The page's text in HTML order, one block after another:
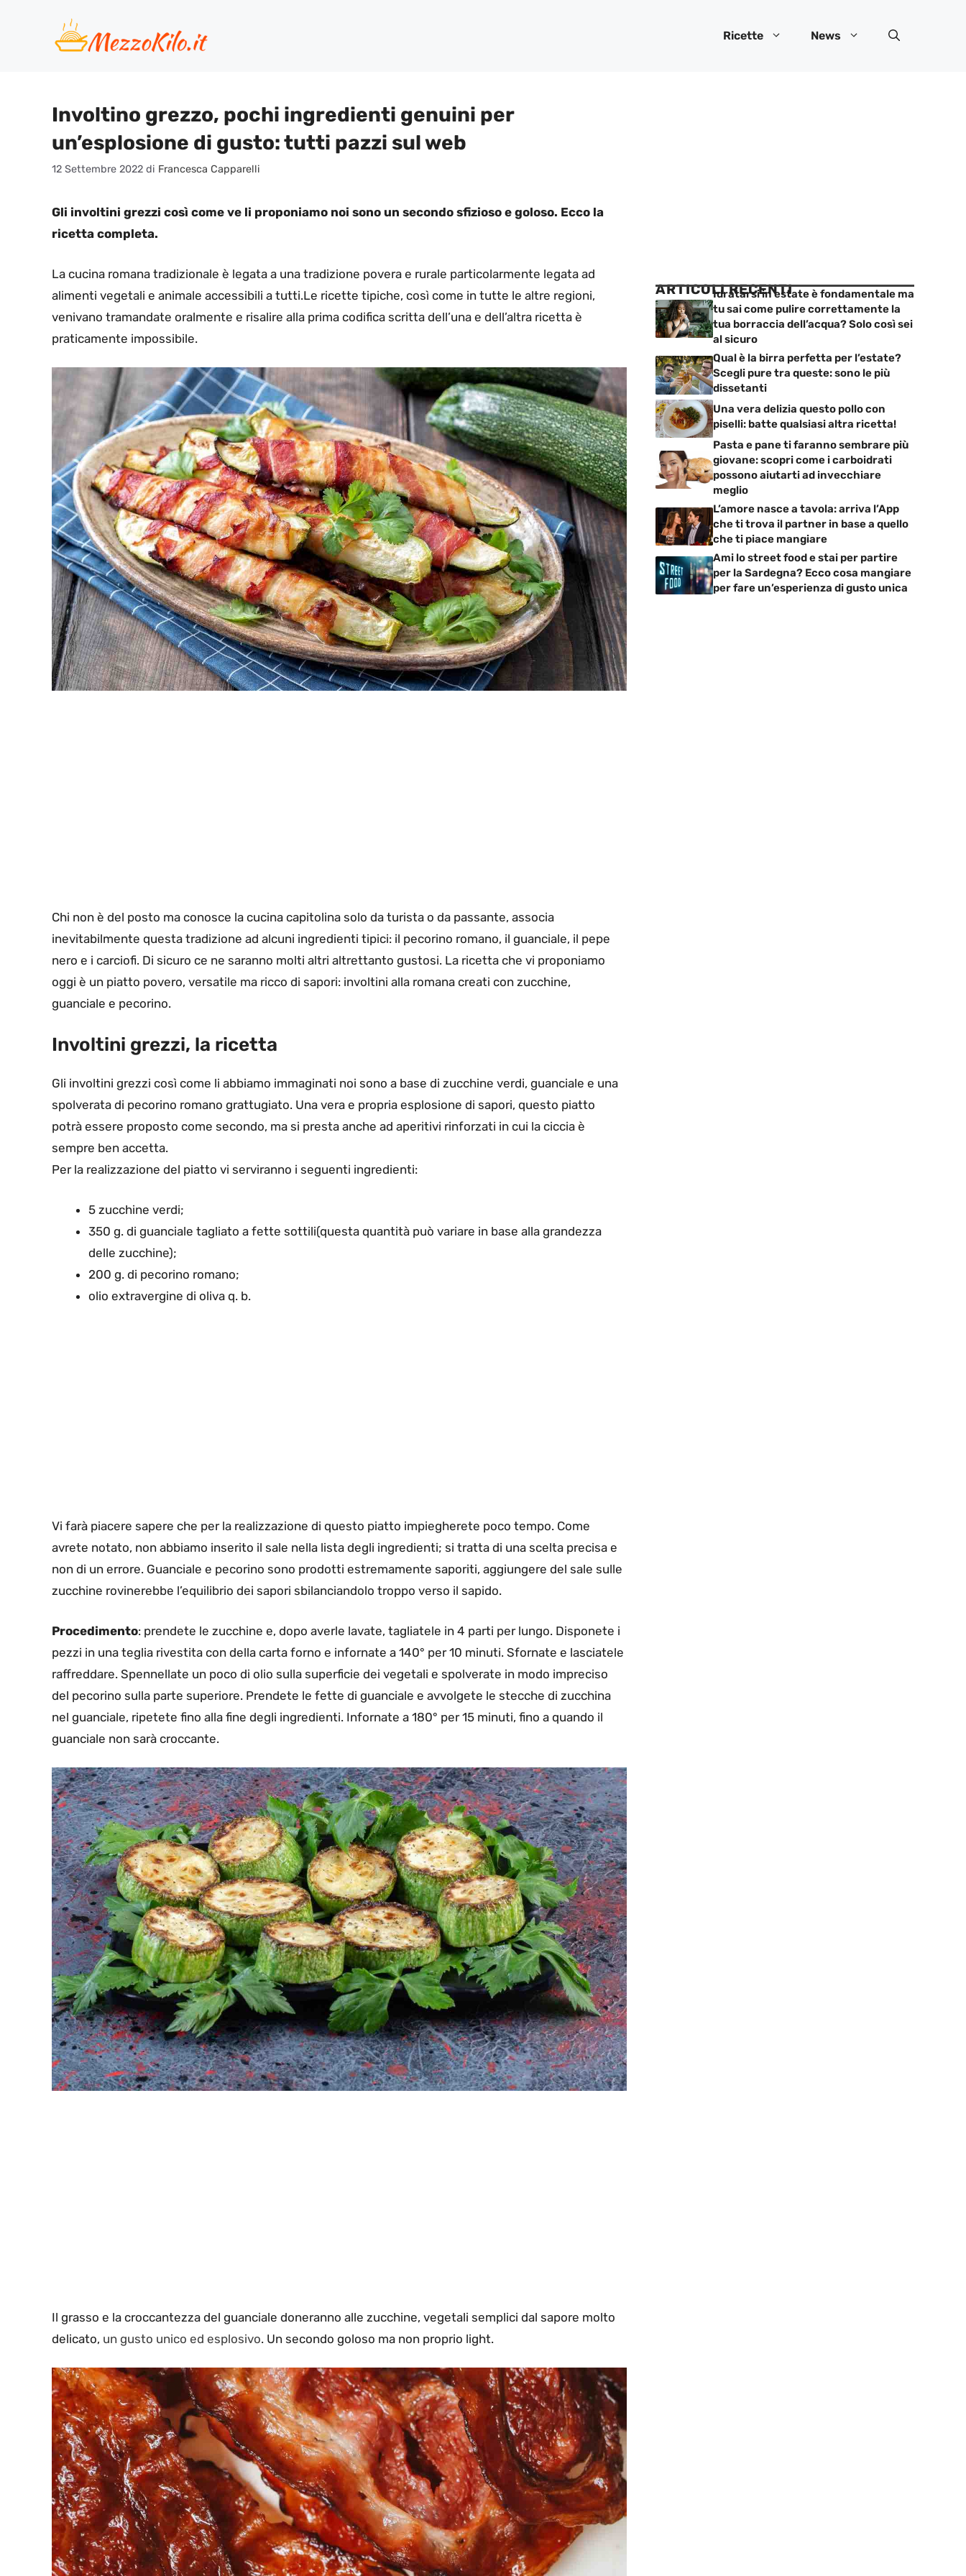
contenuto
Ricette News
Involtino grezzo, pochi ingredienti genuini per
un’esplosione di gusto: tutti pazzi sul web
12 Settembre 2022 di Francesca Capparelli
Gli involtini grezzi così come ve li proponiamo noi sono un secondo sfizioso e goloso. Ecco la
ricetta completa.
La cucina romana tradizionale è legata a una tradizione povera e rurale particolarmente legata ad
alimenti vegetali e animale accessibili a tutti.Le ricette tipiche, così come in tutte le altre regioni,
venivano tramandate oralmente e risalire alla prima codifica scritta dell’una e dell’altra ricetta è
praticamente impossibile.
Chi non è del posto ma conosce la cucina capitolina solo da turista o da passante, associa
inevitabilmente questa tradizione ad alcuni ingredienti tipici: il pecorino romano, il guanciale, il pepe
nero e i carciofi. Di sicuro ce ne saranno molti altri altrettanto gustosi. La ricetta che vi proponiamo
oggi è un piatto povero, versatile ma ricco di sapori: involtini alla romana creati con zucchine,
guanciale e pecorino.
Involtini grezzi, la ricetta
Gli involtini grezzi così come li abbiamo immaginati noi sono a base di zucchine verdi, guanciale e una
spolverata di pecorino romano grattugiato. Una vera e propria esplosione di sapori, questo piatto
potrà essere proposto come secondo, ma si presta anche ad aperitivi rinforzati in cui la ciccia è
sempre ben accetta.
Per la realizzazione del piatto vi serviranno i seguenti ingredienti:
5 zucchine verdi;
350 g. di guanciale tagliato a fette sottili(questa quantità può variare in base alla grandezza
delle zucchine);
200 g. di pecorino romano;
olio extravergine di oliva q. b.
Vi farà piacere sapere che per la realizzazione di questo piatto impiegherete poco tempo. Come
avrete notato, non abbiamo inserito il sale nella lista degli ingredienti; si tratta di una scelta precisa e
non di un errore. Guanciale e pecorino sono prodotti estremamente saporiti, aggiungere del sale sulle
zucchine rovinerebbe l’equilibrio dei sapori sbilanciandolo troppo verso il sapido.
Procedimento: prendete le zucchine e, dopo averle lavate, tagliatele in 4 parti per lungo. Disponete i
pezzi in una teglia rivestita con della carta forno e infornate a 140° per 10 minuti. Sfornate e lasciatele
raffreddare. Spennellate un poco di olio sulla superficie dei vegetali e spolverate in modo impreciso
del pecorino sulla parte superiore. Prendete le fette di guanciale e avvolgete le stecche di zucchina
nel guanciale, ripetete fino alla fine degli ingredienti. Infornate a 180° per 15 minuti, fino a quando il
guanciale non sarà croccante.
Il grasso e la croccantezza del guanciale doneranno alle zucchine, vegetali semplici dal sapore molto
delicato, un gusto unico ed esplosivo. Un secondo goloso ma non proprio light.
ARTICOLI RECENTI
Idratarsi in estate è fondamentale ma
tu sai come pulire correttamente la
tua borraccia dell’acqua? Solo così sei
al sicuro
Qual è la birra perfetta per l’estate?
Scegli pure tra queste: sono le più
dissetanti
Una vera delizia questo pollo con
piselli: batte qualsiasi altra ricetta!
Pasta e pane ti faranno sembrare più
giovane: scopri come i carboidrati
possono aiutarti ad invecchiare
meglio
L’amore nasce a tavola: arriva l’App
che ti trova il partner in base a quello
che ti piace mangiare
Ami lo street food e stai per partire
per la Sardegna? Ecco cosa mangiare
per fare un’esperienza di gusto unica